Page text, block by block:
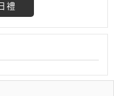
禮